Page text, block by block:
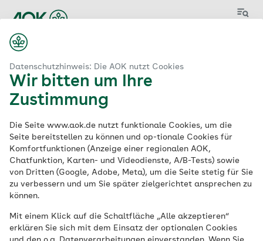
Datenschutzhinweis: Die AOK nutzt Cookies
Wir bitten um Ihre
Zustimmung
Die Seite www.aok.de nutzt funktionale Cookies, um die
Seite bereitstellen zu können und op-tionale Cookies für
Komfortfunktionen (Anzeige einer regionalen AOK,
Chatfunktion, Karten- und Videodienste, A/B-Tests) sowie
von Dritten (Google, Adobe, Meta), um die Seite stetig für Sie
zu verbessern und um Sie später zielgerichtet ansprechen zu
können.
Mit einem Klick auf die Schaltfläche „Alle akzeptieren“
erklären Sie sich mit dem Einsatz der optionalen Cookies
Ausbildung zum
Sozialversicherungsf
achangestellten
(m/w/d)
Ausbildung | 3-jährige Ausbildung |